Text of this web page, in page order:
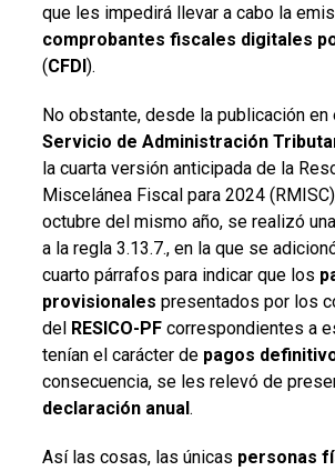
que les impedirá llevar a cabo la
comprobantes fiscales digitales
(CFDI).
No obstante, desde la publicación en
Servicio de Administración
la cuarta versión anticipada de la
Miscelánea Fiscal para 2024
octubre del mismo año, se realizó
a la regla 3.13.7., en la que se
cuarto párrafos para indicar que los
provisionales presentados por los
del RESICO-PFcorrespondientes a
tenían el carácter de pagos
consecuencia, se les relevó de
declaración anual.
Así las cosas, las únicas personas